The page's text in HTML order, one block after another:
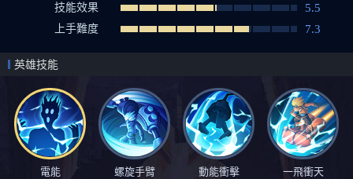
技能效果 5.5
上手難度 7.3
英雄技能
電能 螺旋手臂 動能衝擊 一飛衝天